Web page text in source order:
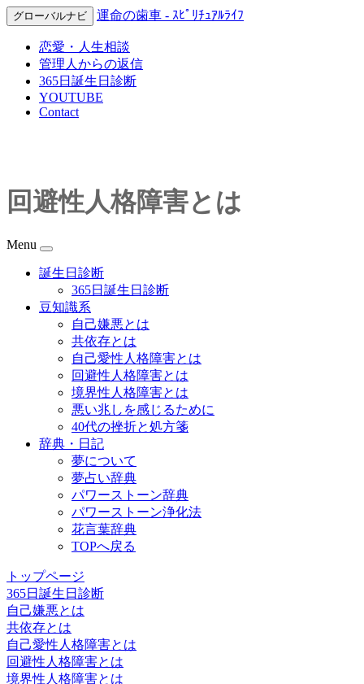
グローバルナビ 運命の歯車 - ｽﾋﾟﾘﾁｭｱﾙﾗｲﾌ
恋愛・人生相談
管理人からの返信
365日誕生日診断
YOUTUBE
Contact
回避性人格障害とは
Menu
誕生日診断
365日誕生日診断
豆知識系
自己嫌悪とは
共依存とは
自己愛性人格障害とは
回避性人格障害とは
境界性人格障害とは
悪い兆しを感じるために
40代の挫折と処方箋
辞典・日記
夢について
夢占い辞典
パワーストーン辞典
パワーストーン浄化法
花言葉辞典
TOPへ戻る
トップページ
365日誕生日診断
自己嫌悪とは
共依存とは
自己愛性人格障害とは
回避性人格障害とは
境界性人格障害とは